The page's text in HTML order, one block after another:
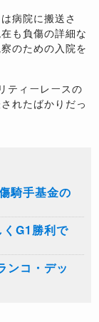
病院に搬送さ
も負傷の詳細な
のための入院を
ティーレースの
れたばかりだっ
騎手基金の
G1勝利で
ンコ・デッ